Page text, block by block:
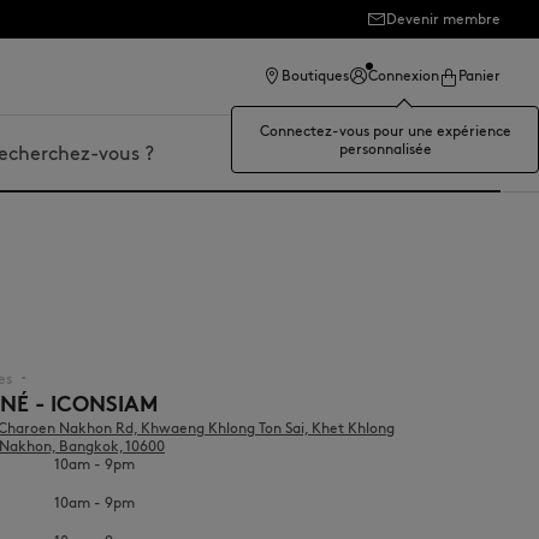
Devenir membre
Boutiques Connexion
Connectez-vous pour une expérience
personnalisée
Panier
▪︎
- ICONSIAM
Nakhon Rd, Khwaeng Khlong Ton Sai, Khet Khlong
Bangkok, 10600
10am - 9pm
10am - 9pm